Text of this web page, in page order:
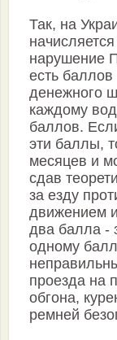
Так, на
нарушение
есть
денежного
каждому
баллов.
эти баллы,
месяцев и
сдав
за езду
движением
два балла -
одному
проезда на
обгона,
ремней